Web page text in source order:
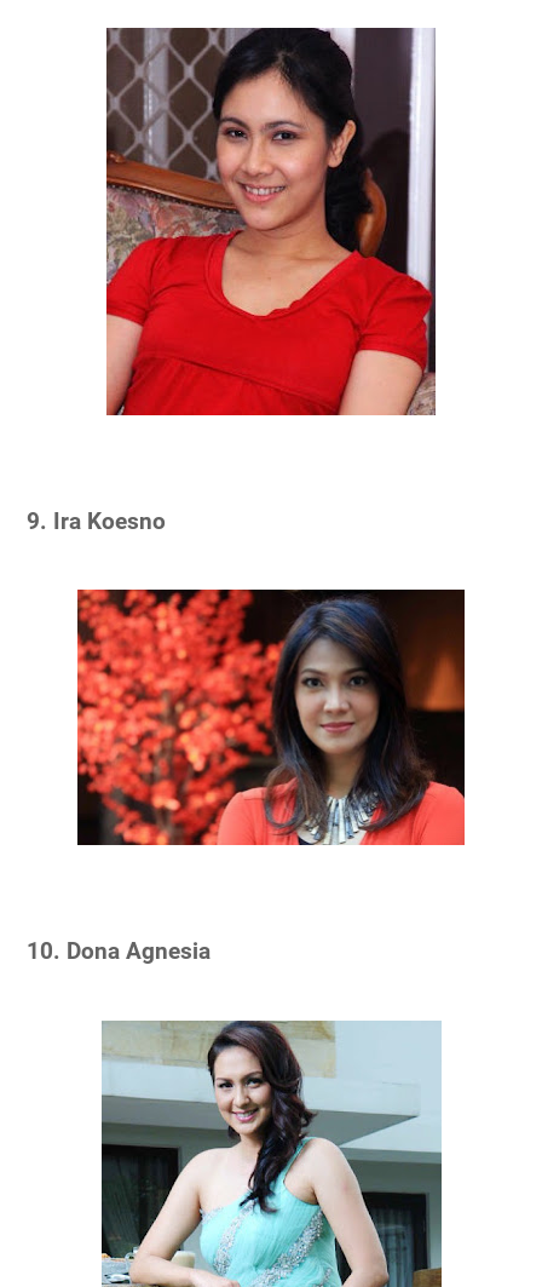
9. Ira Koesno
10. Dona Agnesia